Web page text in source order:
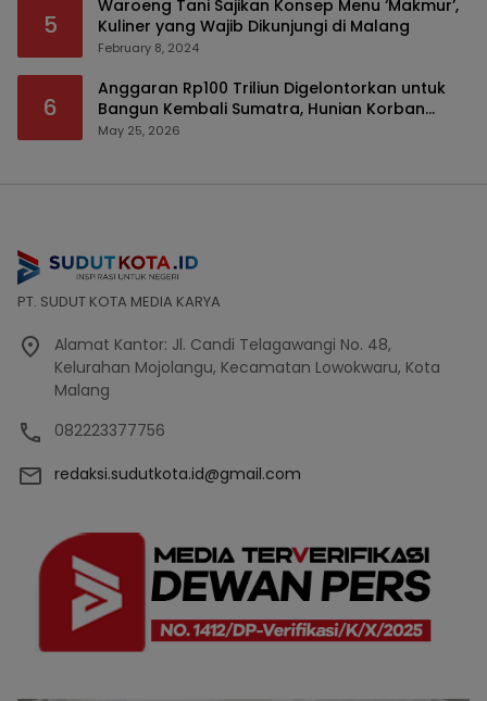
5
Waroeng Tani Sajikan Konsep Menu ‘Makmur’,
Kuliner yang Wajib Dikunjungi di Malang
February 8, 2024
6
Anggaran Rp100 Triliun Digelontorkan untuk
Bangun Kembali Sumatra, Hunian Korban
Bencana Bakal Difokuskan
May 25, 2026
PT. SUDUT KOTA MEDIA KARYA
Alamat Kantor: Jl. Candi Telagawangi No. 48,
Kelurahan Mojolangu, Kecamatan Lowokwaru, Kota
Malang
082223377756
redaksi.sudutkota.id@gmail.com